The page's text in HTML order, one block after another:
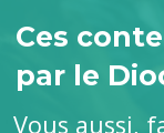
Ces
par le
Vous aussi,